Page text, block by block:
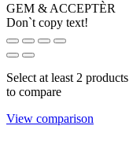
GEM & ACCEPTÈR
Don`t copy text!
Select at least 2 products
to compare
View comparison